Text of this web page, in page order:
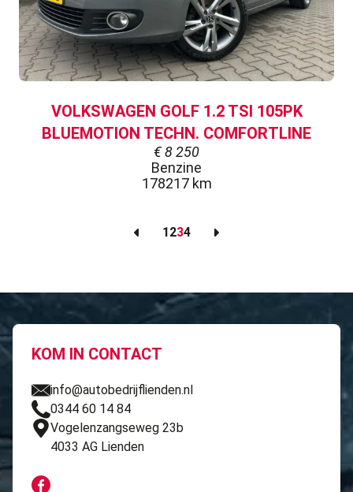
VOLKSWAGEN GOLF 1.2 TSI 105PK
BLUEMOTION TECHN. COMFORTLINE
€8 250
Benzine
178217 km
1234
KOM IN CONTACT
info@autobedrijflienden.nl
0344 60 14 84
Vogelenzangseweg 23b
4033 AG Lienden